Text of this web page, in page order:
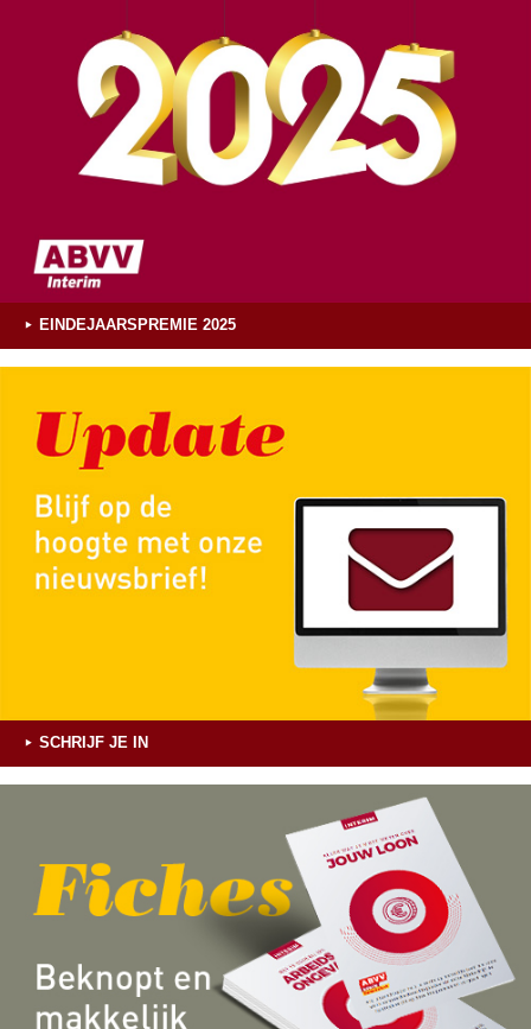
EINDEJAARSPREMIE 2025
SCHRIJF JE IN